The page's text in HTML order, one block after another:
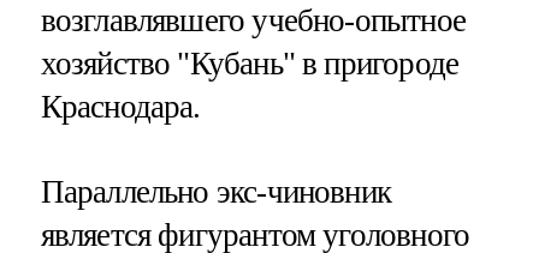
возглавлявшего учебно-опытное
хозяйство "Кубань" в пригороде
Краснодара.
Параллельно экс-чиновник
является фигурантом уголовного